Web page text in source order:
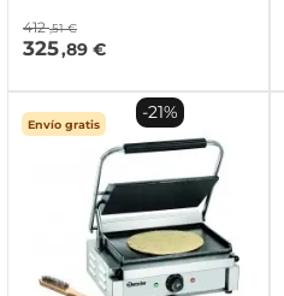
412 ,51 €
325,89 €
Envío gratis
-21%